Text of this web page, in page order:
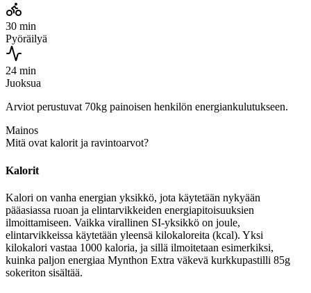
30 min
Pyöräilyä
24 min
Juoksua
Arviot perustuvat 70kg painoisen henkilön energiankulutukseen.
Mainos
Mitä ovat kalorit ja ravintoarvot?
Kalorit
Kalori on vanha energian yksikkö, jota käytetään nykyään
pääasiassa ruoan ja elintarvikkeiden energiapitoisuuksien
ilmoittamiseen. Vaikka virallinen SI-yksikkö on joule,
elintarvikkeissa käytetään yleensä kilokaloreita (kcal). Yksi
kilokalori vastaa 1000 kaloria, ja sillä ilmoitetaan esimerkiksi,
kuinka paljon energiaa Mynthon Extra väkevä kurkkupastilli 85g
sokeriton sisältää.